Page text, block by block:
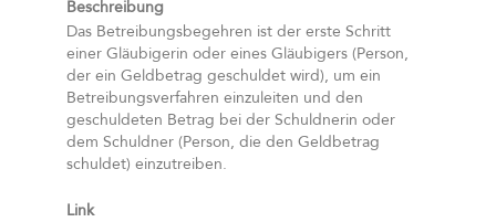
Beschreibung
Das Betreibungsbegehren ist der erste Schritt
einer Gläubigerin oder eines Gläubigers (Person,
der ein Geldbetrag geschuldet wird), um ein
Betreibungsverfahren einzuleiten und den
geschuldeten Betrag bei der Schuldnerin oder
dem Schuldner (Person, die den Geldbetrag
schuldet) einzutreiben.
Link